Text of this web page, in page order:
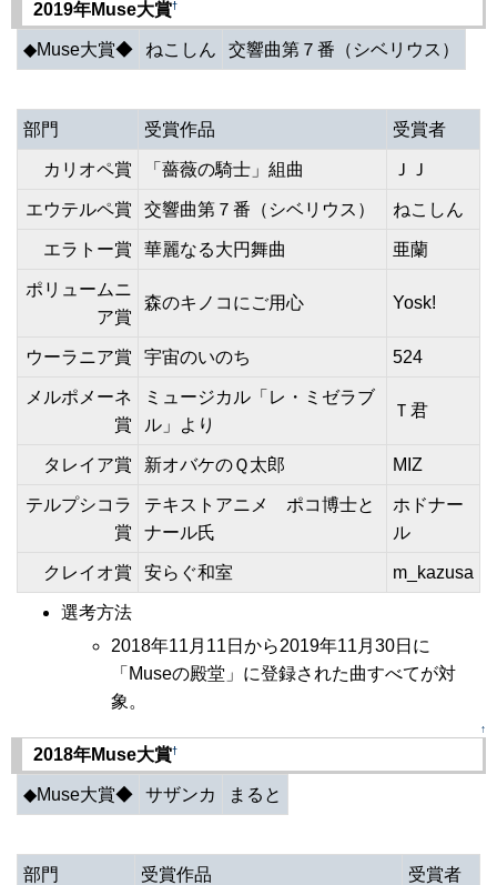
2019年Muse大賞†
◆Muse大賞◆ ねこしん 交響曲第７番（シベリウス）
部門 受賞作品 受賞者
カリオペ賞 「薔薇の騎士」組曲 ＪＪ
エウテルペ賞 交響曲第７番（シベリウス） ねこしん
エラトー賞 華麗なる大円舞曲 亜蘭
ポリュームニ
ア賞
森のキノコにご用心 Yosk!
ウーラニア賞 宇宙のいのち 524
メルポメーネ
賞
ミュージカル「レ・ミゼラブ
ル」より
Ｔ君
タレイア賞 新オバケのＱ太郎 MIZ
テルプシコラ
賞
テキストアニメ ポコ博士と
ナール氏
ホドナー
ル
クレイオ賞 安らぐ和室 m_kazusa
選考方法
2018年11月11日から2019年11月30日に
「Museの殿堂」に登録された曲すべてが対
象。
↑
2018年Muse大賞†
◆Muse大賞◆ サザンカ まると
部門 受賞作品 受賞者